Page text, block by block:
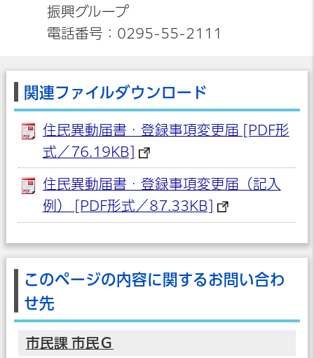
振興グループ
電話番号：0295-55-2111
関連ファイルダウンロード
住民異動届書・登録事項変更届 [PDF形
式／76.19KB]
住民異動届書・登録事項変更届（記入
例） [PDF形式／87.33KB]
このページの内容に関するお問い合わ
せ先
市民課 市民Ｇ